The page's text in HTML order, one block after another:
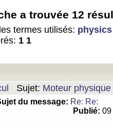
a trouvée 12
termes utilisés: physics
1 1
Sujet: Moteur
du message: Re: Re:
Publié: